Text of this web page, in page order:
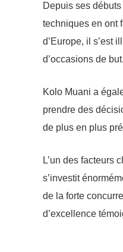
Depuis ses
techniques en ont
d’Europe, il s’est
d’occasions de
Kolo Muani a
prendre des
de plus en plus
L’un des facteurs
s’investit
de la forte
d’excellence